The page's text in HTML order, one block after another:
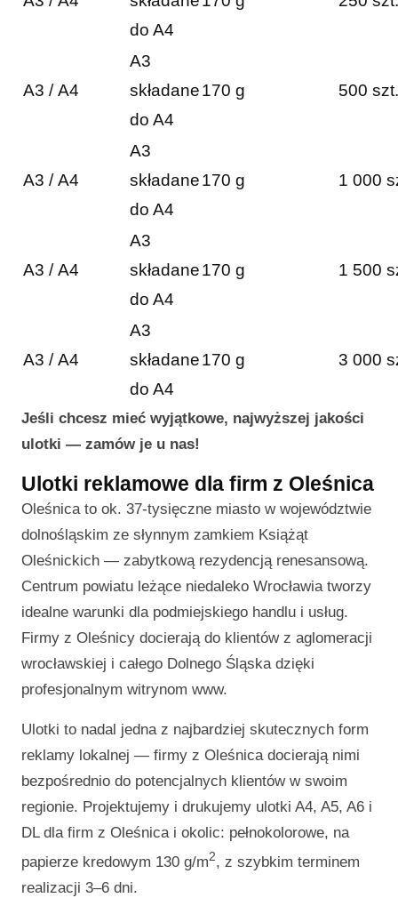
do A4
A3 / A4
A3
składane
do A4
170 g 500 szt.
A3 / A4
A3
składane
do A4
170 g 1 000
A3 / A4
A3
składane
do A4
170 g 1 500
A3 / A4
A3
składane
do A4
170 g 3 000
Jeśli chcesz mieć wyjątkowe, najwyższej jakości
ulotki — zamów je u nas!
Ulotki reklamowe dla firm z Oleśnica
Oleśnica to ok. 37-tysięczne miasto w województwie
dolnośląskim ze słynnym zamkiem Książąt
Oleśnickich — zabytkową rezydencją renesansową.
Centrum powiatu leżące niedaleko Wrocławia tworzy
idealne warunki dla podmiejskiego handlu i usług.
Firmy z Oleśnicy docierają do klientów z aglomeracji
wrocławskiej i całego Dolnego Śląska dzięki
profesjonalnym witrynom www.
Ulotki to nadal jedna z najbardziej skutecznych form
reklamy lokalnej — firmy z Oleśnica docierają nimi
bezpośrednio do potencjalnych klientów w swoim
regionie. Projektujemy i drukujemy ulotki A4, A5, A6 i
DL dla firm z Oleśnica i okolic: pełnokolorowe, na
papierze kredowym 130 g/m2, z szybkim terminem
realizacji 3–6 dni.